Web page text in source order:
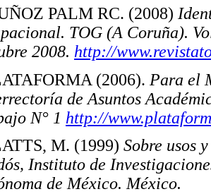
PALM RC. (2008)
TOG (A Coruña).
2008. http://
(2006). Para el
de Asuntos
N° 1 http://
M. (1999) Sobre usos
Instituto de
de México.